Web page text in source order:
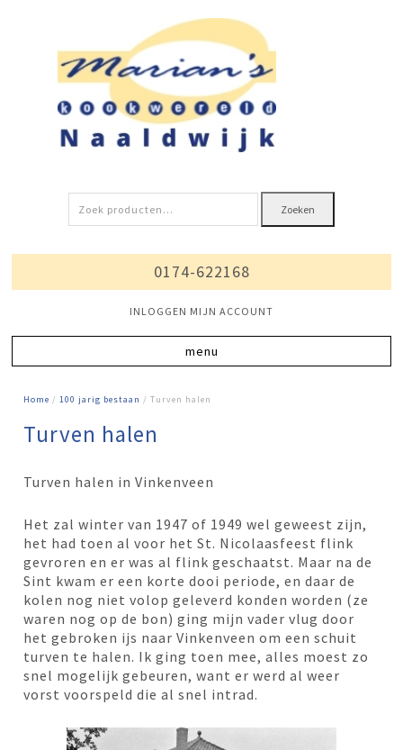
Zoeken
naar:
Zoeken
0174-622168
INLOGGEN MIJN ACCOUNT
Home /100 jarig bestaan / Turven halen
Turven halen
Turven halen in Vinkenveen
Het zal winter van 1947 of 1949 wel geweest zijn,
het had toen al voor het St. Nicolaasfeest flink
gevroren en er was al flink geschaatst. Maar na de
Sint kwam er een korte dooi periode, en daar de
kolen nog niet volop geleverd konden worden (ze
waren nog op de bon) ging mijn vader vlug door
het gebroken ijs naar Vinkenveen om een schuit
turven te halen. Ik ging toen mee, alles moest zo
snel mogelijk gebeuren, want er werd al weer
vorst voorspeld die al snel intrad.